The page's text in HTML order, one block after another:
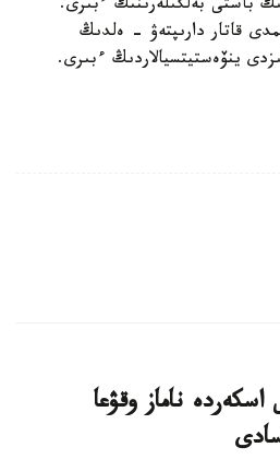
باستى بەلگىلەرىنىڭ ءبىرى.
قاتار دارىپتەۋ - ەلدىڭ
ينۆەستيتسيالاردىڭ ءبىرى.
ناماز وقۋعا